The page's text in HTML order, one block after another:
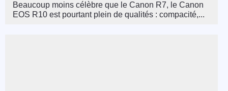
Beaucoup moins célèbre que le Canon R7, le Canon
EOS R10 est pourtant plein de qualités : compacité,...